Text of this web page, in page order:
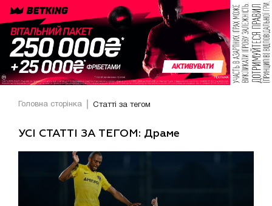
Головна сторінка Статті за тегом
УСІ СТАТТІ ЗА ТЕГОМ: Драме